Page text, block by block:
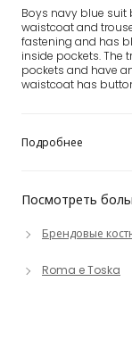
Посмотреть
Брендовые
Roma e Toska
Boys navy blue suit
waistcoat and
fastening and has
inside pockets. The
pockets and have
waistcoat has
Подробнее